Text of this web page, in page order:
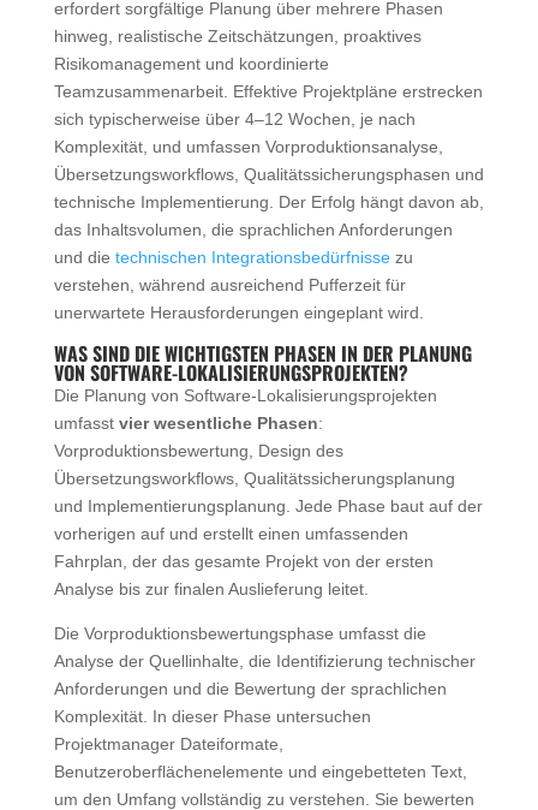
erfordert sorgfältige Planung über mehrere Phasen
hinweg, realistische Zeitschätzungen, proaktives
Risikomanagement und koordinierte
Teamzusammenarbeit. Effektive Projektpläne erstrecken
sich typischerweise über 4–12 Wochen, je nach
Komplexität, und umfassen Vorproduktionsanalyse,
Übersetzungsworkflows, Qualitätssicherungsphasen und
technische Implementierung. Der Erfolg hängt davon ab,
das Inhaltsvolumen, die sprachlichen Anforderungen
und die technischen Integrationsbedürfnissezu
verstehen, während ausreichend Pufferzeit für
unerwartete Herausforderungen eingeplant wird.
WAS SIND DIE WICHTIGSTEN PHASEN IN DER PLANUNG
VON SOFTWARE-LOKALISIERUNGSPROJEKTEN?
Die Planung von Software-Lokalisierungsprojekten
umfasst vier wesentliche Phasen:
Vorproduktionsbewertung, Design des
Übersetzungsworkflows, Qualitätssicherungsplanung
und Implementierungsplanung. Jede Phase baut auf der
vorherigen auf und erstellt einen umfassenden
Fahrplan, der das gesamte Projekt von der ersten
Analyse bis zur finalen Auslieferung leitet.
Die Vorproduktionsbewertungsphase umfasst die
Analyse der Quellinhalte, die Identifizierung technischer
Anforderungen und die Bewertung der sprachlichen
Komplexität. In dieser Phase untersuchen
Projektmanager Dateiformate,
Benutzeroberflächenelemente und eingebetteten Text,
um den Umfang vollständig zu verstehen. Sie bewerten